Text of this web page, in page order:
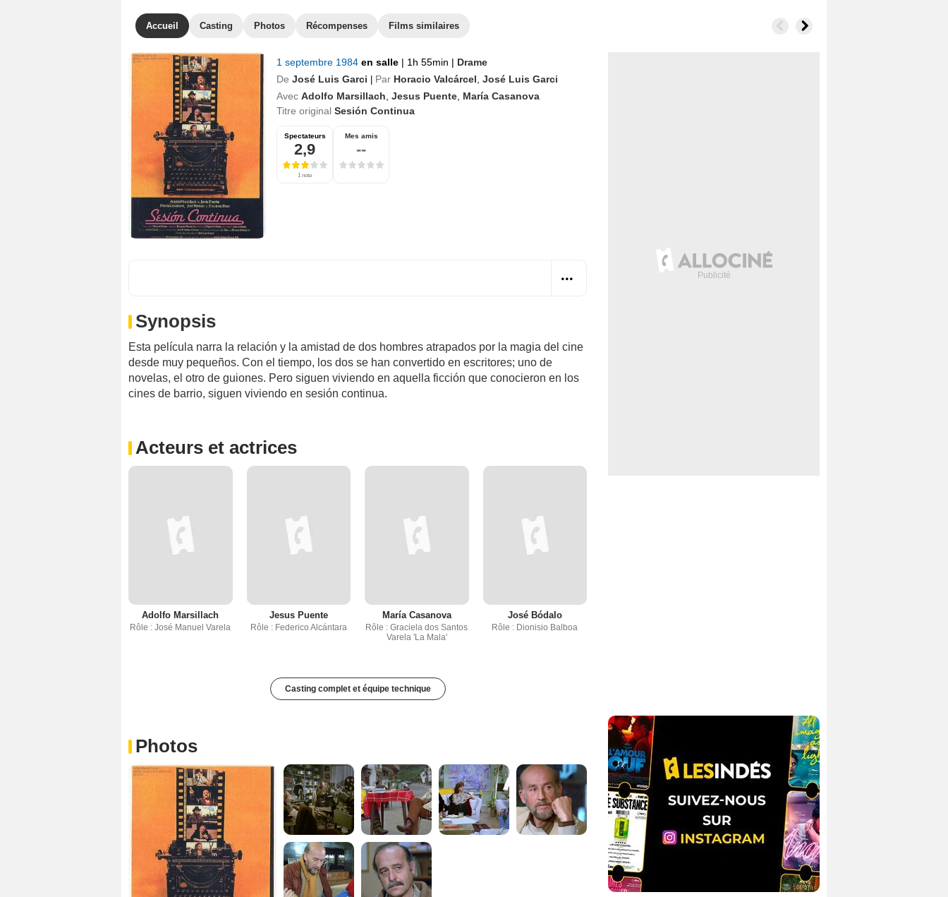
Accueil Casting Photos Récompenses Films similaires
1 septembre 1984 en salle | 1h 55min | Drame
De José Luis Garci Par Horacio Valcárcel José Luis Garci
Avec Adolfo Marsillach Jesus Puente María Casanova
Titre original Sesión Continua
Spectateurs
2,9
1 note
Mes amis
--
Synopsis
Esta película narra la relación y la amistad de dos hombres atrapados por la magia del cine
desde muy pequeños. Con el tiempo, los dos se han convertido en escritores; uno de
novelas, el otro de guiones. Pero siguen viviendo en aquella ficción que conocieron en los
cines de barrio, siguen viviendo en sesión continua.
Acteurs et actrices
Adolfo Marsillach
Rôle : José Manuel Varela
Jesus Puente
Rôle : Federico Alcántara
María Casanova
Rôle : Graciela dos Santos
Varela 'La Mala'
José Bódalo
Rôle : Dionisio Balboa
Casting complet et équipe technique
Photos